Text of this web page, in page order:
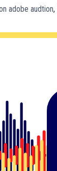
adobe audtion,